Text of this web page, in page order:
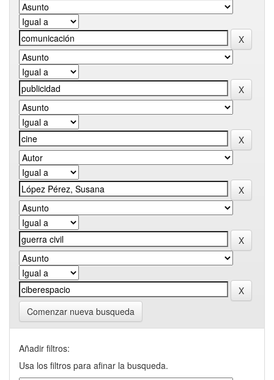
Comenzar nueva busqueda
Añadir filtros:
Usa los filtros para afinar la busqueda.